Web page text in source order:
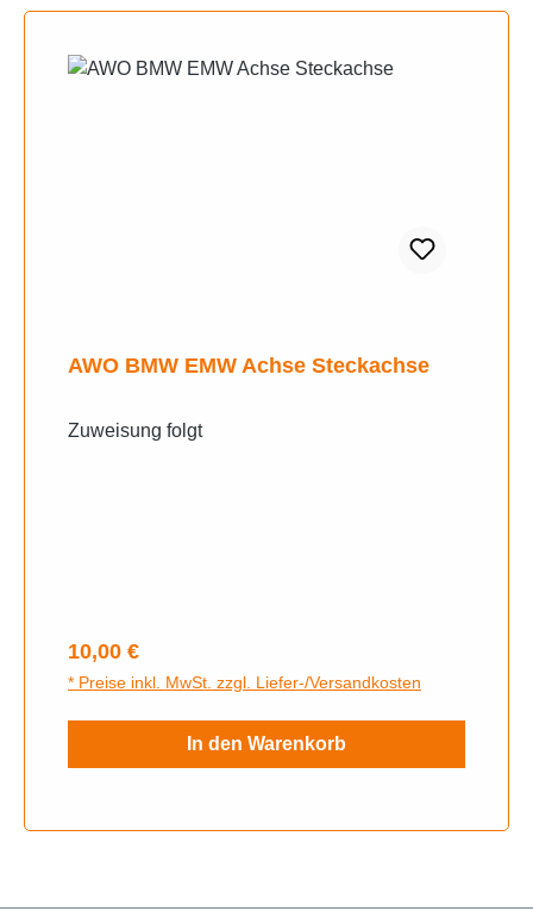
AWO BMW EMW Achse Steckachse
Zuweisung folgt
Regulärer Preis:
10,00 €
* Preise inkl. MwSt. zzgl. Liefer-/Versandkosten
In den Warenkorb